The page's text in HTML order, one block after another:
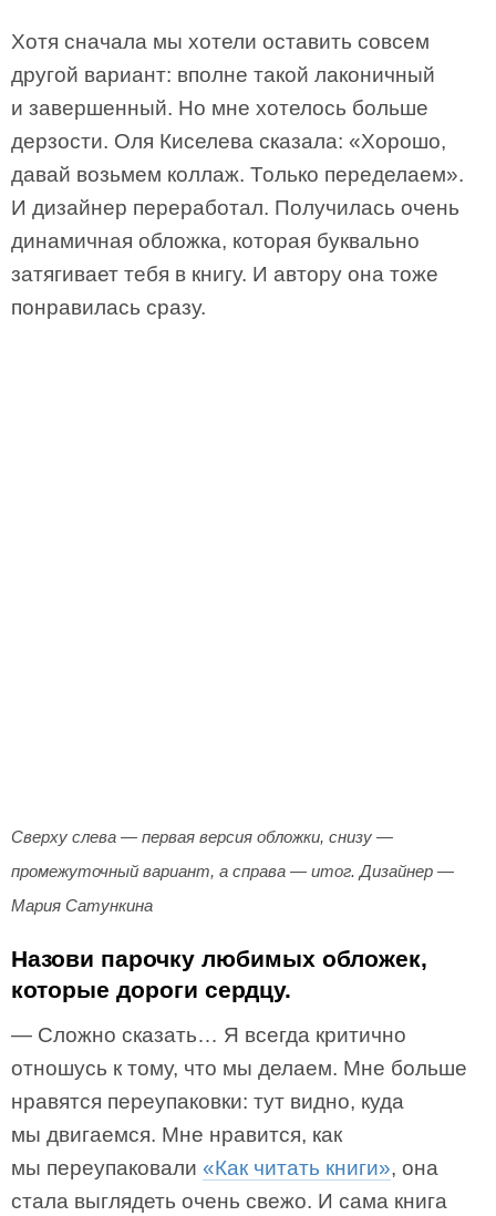
Хотя сначала мы хотели оставить совсем
другой вариант: вполне такой лаконичный
и завершенный. Но мне хотелось больше
дерзости. Оля Киселева сказала: «Хорошо,
давай возьмем коллаж. Только переделаем».
И дизайнер переработал. Получилась очень
динамичная обложка, которая буквально
затягивает тебя в книгу. И автору она тоже
понравилась сразу.
Сверху слева — первая версия обложки, снизу —
промежуточный вариант, а справа — итог. Дизайнер —
Мария Сатункина
Назови парочку любимых обложек,
которые дороги сердцу.
— Сложно сказать… Я всегда критично
отношусь к тому, что мы делаем. Мне больше
нравятся переупаковки: тут видно, куда
мы двигаемся. Мне нравится, как
мы переупаковали «Как читать книги», она
стала выглядеть очень свежо. И сама книга